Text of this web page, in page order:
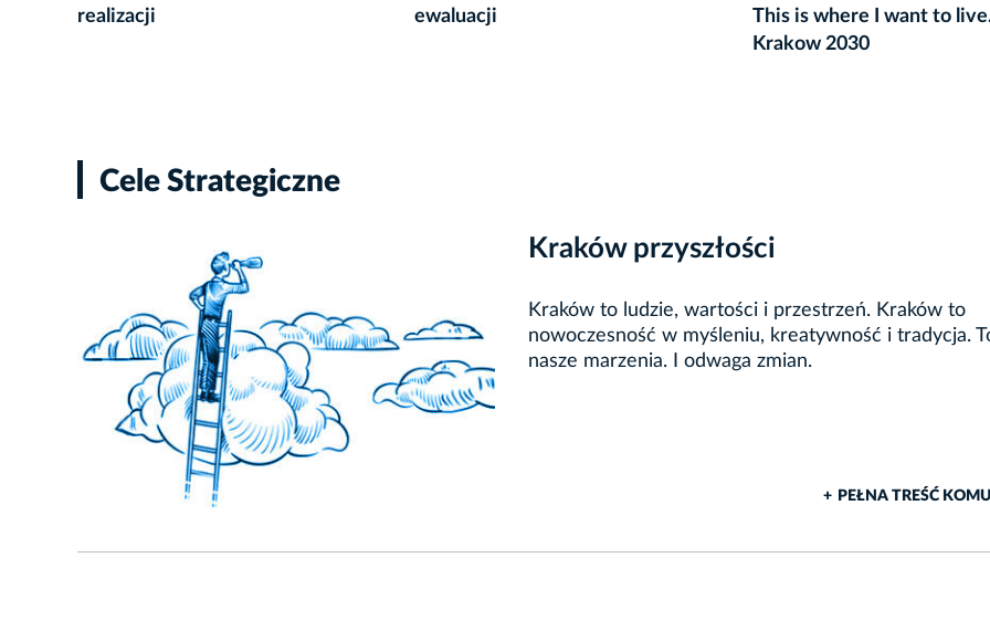
realizacji
ewaluacji
This is where I want to
Krakow 2030
Cele Strategiczne
Kraków przyszłości
Kraków to ludzie, wartości i przestrzeń. Kraków to
nowoczesność w myśleniu, kreatywność i tradycja.
nasze marzenia. I odwaga zmian.
+ PEŁNA TREŚĆ